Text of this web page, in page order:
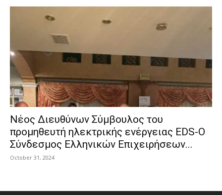
Νέος Διευθύνων Σύμβουλος του
προμηθευτή ηλεκτρικής ενέργειας EDS-Ο
Σύνδεσμος Ελληνικών Επιχειρήσεων...
October 31, 2024